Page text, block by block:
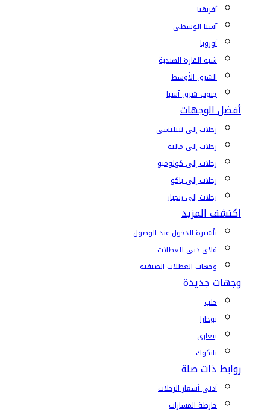
أفريقيا
آسيا الوسطى
أوروبا
شبه القارة الهندية
الشرق الأوسط
جنوب شرق آسيا
أفضل الوجهات
رحلات إلى تبيليسي
رحلات إلى ماليه
رحلات إلى كولومبو
رحلات إلى باكو
رحلات إلى زنجبار
اكتشف المزيد
تأشيرة الدخول عند الوصول
فلاي دبي للعطلات
وجهات العطلات الصيفية
وجهات جديدة
حلب
بوخارا
بنغازي
بانكوك
روابط ذات صلة
أدنى أسعار الرحلات
خارطة المسارات